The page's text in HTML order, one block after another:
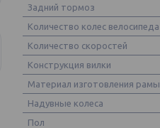
Задний тормоз
Количество колес велосипеда
Количество скоростей
Конструкция вилки
Материал изготовления рамы
Надувные колеса
Пол